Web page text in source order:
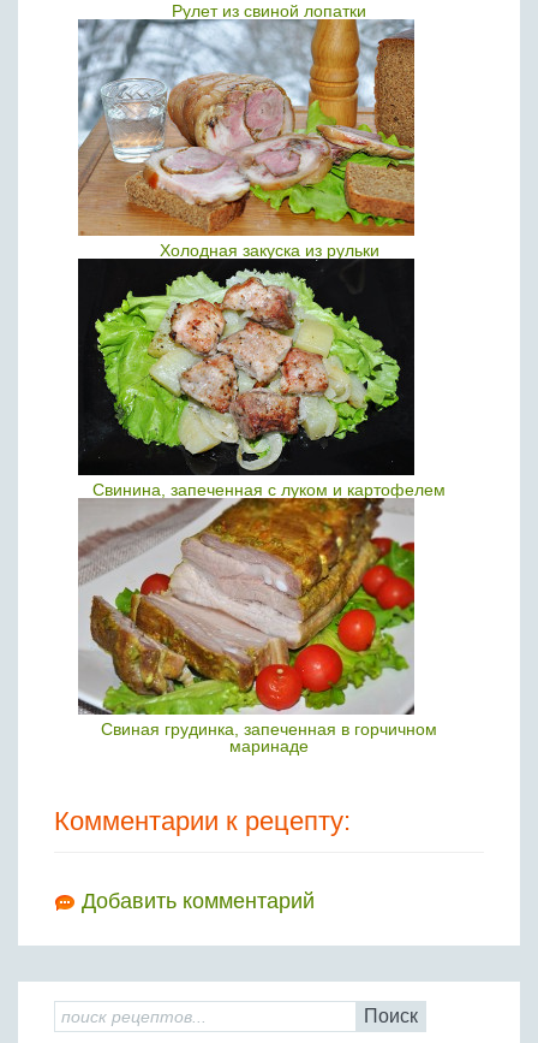
Рулет из свиной лопатки
Холодная закуска из рульки
Свинина, запеченная с луком и картофелем
Свиная грудинка, запеченная в горчичном
маринаде
Комментарии к рецепту:
Добавить комментарий
Поиск